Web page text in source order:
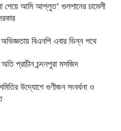
পেয়ে আমি আপ্লুত’ গুলশানের চামেলী
অভিজ্ঞতায় বিএনপি এবার ভিন্ন পথে
অতি প্রাচীন চন্দনপুরা মসজিদ
উদ্যোগে গুণীজন সংবর্ধনা ও